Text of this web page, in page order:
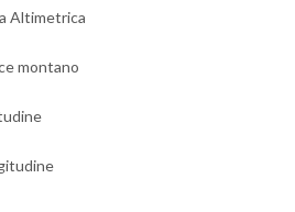
Altimetrica
montano